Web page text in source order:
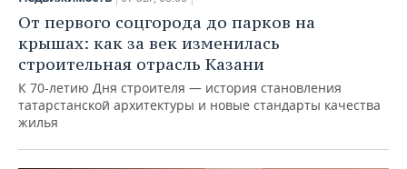
От первого соцгорода до парков на
крышах: как за век изменилась
строительная отрасль Казани
К 70-летию Дня строителя — история становления
татарстанской архитектуры и новые стандарты качества
жилья